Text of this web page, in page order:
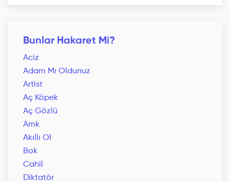
Bunlar Hakaret Mi?
Aciz
Adam Mı Oldunuz
Artist
Aç Köpek
Aç Gözlü
Amk
Akıllı Ol
Bok
Cahil
Diktatör